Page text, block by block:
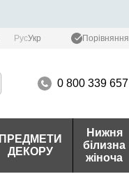
РусУкр Порівняння
0 800 339 657
ПРЕДМЕТИ
ДЕКОРУ
Нижня
білизна
жіноча